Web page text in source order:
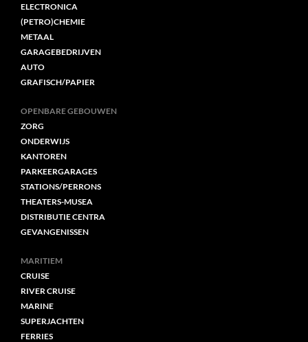
ELECTRONICA
(PETRO)CHEMIE
METAAL
GARAGEBEDRIJVEN
AUTO
GRAFISCH/PAPIER
OPENBARE GEBOUWEN
ZORG
ONDERWIJS
KANTOREN
PARKEERGARAGES
STATIONS/PERRONS
THEATERS-MUSEA
DISTRIBUTIE CENTRA
GEVANGENISSEN
MARITIEM
CRUISE
RIVER CRUISE
MARINE
SUPERJACHTEN
FERRIES